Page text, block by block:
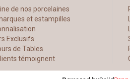
de nos porcelaines
et estampilles
Exclusifs
de Tables
témoignent